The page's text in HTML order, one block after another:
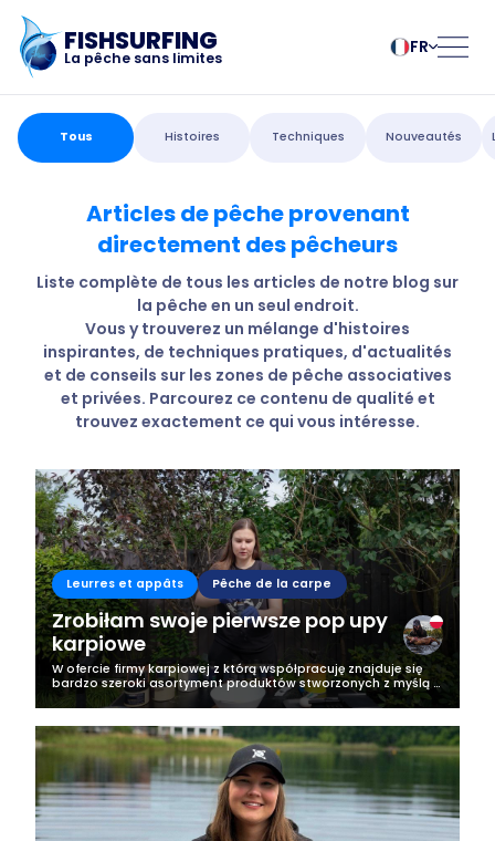
FISHSURFING
La pêche sans limites
FR
български
Deutsch
English
Español
Français
Italiano
Magyar
Nederlands
Norsk
Românesc
Pусский
Slovenčina
Suomalainen
Svenska
Türk
Українська
Enregistrement
Accueil
Blog
À propos de
l'application
Fishsurfing
Business
Tous Histoires Techniques Nouveautés
Articles de pêche provenant
directement des pêcheurs
Liste complète de tous les articles de notre blog sur
la pêche en un seul endroit.
Vous y trouverez un mélange d'histoires
inspirantes, de techniques pratiques, d'actualités
et de conseils sur les zones de pêche associatives
et privées. Parcourez ce contenu de qualité et
trouvez exactement ce qui vous intéresse.
Leurres et appâts Pêche de la carpe
Zrobiłam swoje pierwsze pop upy
karpiowe
W ofercie firmy karpiowej z którą współpracuję znajduje się
bardzo szeroki asortyment produktów stworzonych z myślą o
fanach karpiowej kuchni. Moją uwagę już dawno zwróciły
płynne, bardzo...